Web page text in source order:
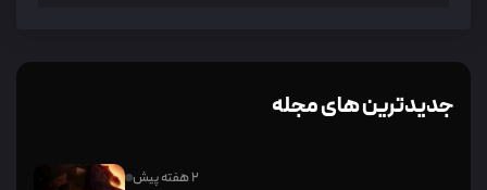
جدیدترین های مجله
2 هفته پیش